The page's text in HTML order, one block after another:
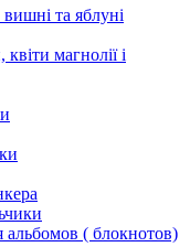
та яблуні
магнолії і
( блокнотов)